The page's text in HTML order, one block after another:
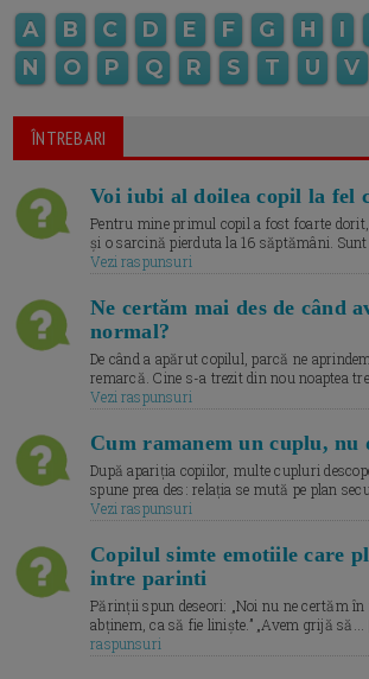
A B C D E F G H I
N
O P Q R S T U V
ÎNTREBARI
Voi iubi al doilea copil la fel
Pentru mine primul copil a fost foarte
și o sarcină pierduta la 16 săptămâni.
Vezi raspunsuri
Ne certăm mai des de când
normal?
De când a apărut copilul, parcă ne
remarcă. Cine s-a trezit din nou noaptea
Vezi raspunsuri
Cum ramanem un cuplu,
După apariția copiilor, multe cupluri
spune prea des: relația se mută pe plan
Vezi raspunsuri
Copilul simte emotiile care
intre parinti
Părinții spun deseori: „Noi nu ne certăm în
abținem, ca să fie liniște.” „Avem grijă să... |
raspunsuri